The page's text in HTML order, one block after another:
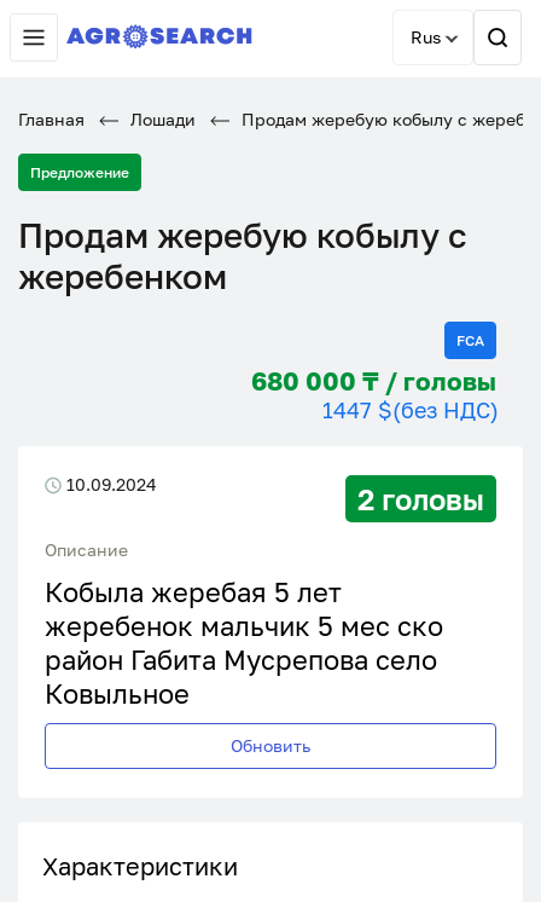
Rus
Главная Лошади Продам жеребую кобылу с
Предложение
Продам жеребую кобылу с
жеребенком
FCA
680 000 ₸ / головы
1447 $(без НДС)
10.09.2024 2 головы
Описание
Кобыла жеребая 5 лет
жеребенок мальчик 5 мес ско
район Габита Мусрепова село
Ковыльное
Обновить
Характеристики